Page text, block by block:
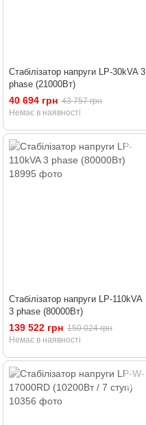
Стабілізатор напруги LP-30kVA 3
phase (21000Вт)
40 694 грн 43 757 грн
Немає в наявності
Стабілізатор напруги LP-110kVA
3 phase (80000Вт)
139 522 грн 150 024 грн
Немає в наявності